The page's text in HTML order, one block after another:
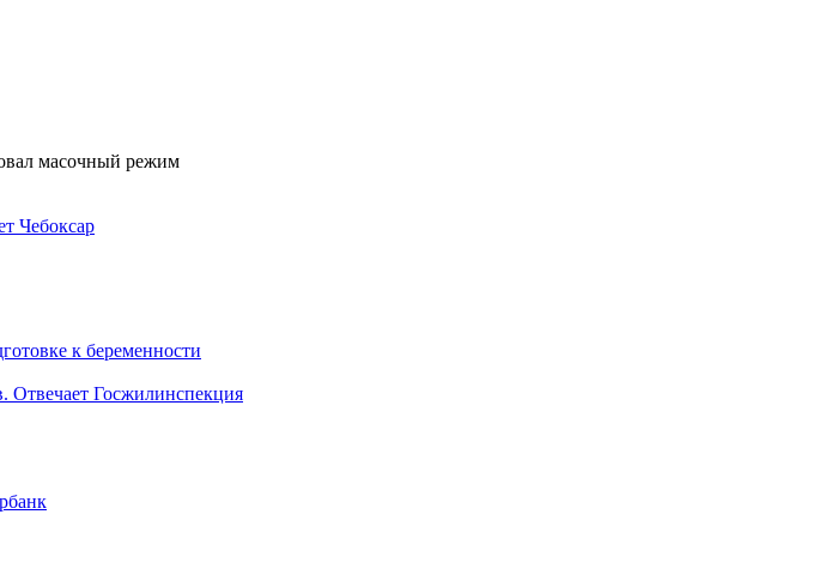
масочный режим
Чебоксар
к беременности
Отвечает Госжилинспекция